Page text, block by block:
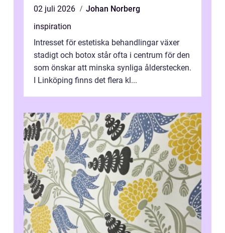
02 juli 2026
Johan Norberg
inspiration
Intresset för estetiska behandlingar växer
stadigt och botox står ofta i centrum för den
som önskar att minska synliga ålderstecken.
I Linköping finns det flera kl...